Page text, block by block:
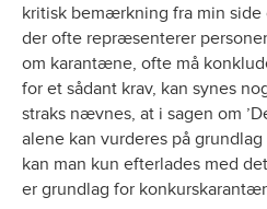
kritisk bemærkning fra min side
der ofte repræsenterer
om karantæne, ofte må
for et sådant krav, kan synes
straks nævnes, at i sagen om
alene kan vurderes på
kan man kun efterlades med
er grundlag for